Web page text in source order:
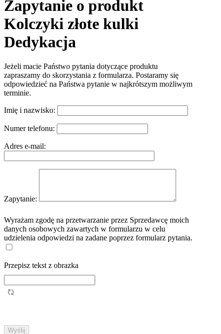
Zapytanie o produkt
Kolczyki złote kulki
Dedykacja
Jeżeli macie Państwo pytania dotyczące produktu
zapraszamy do skorzystania z formularza. Postaramy się
odpowiedzieć na Państwa pytanie w najkrótszym możliwym
terminie.
Imię i nazwisko:
Numer telefonu:
Adres e-mail:
Zapytanie:
Wyrażam zgodę na przetwarzanie przez Sprzedawcę moich
danych osobowych zawartych w formularzu w celu
udzielenia odpowiedzi na zadane poprzez formularz pytania.
Przepisz tekst z obrazka